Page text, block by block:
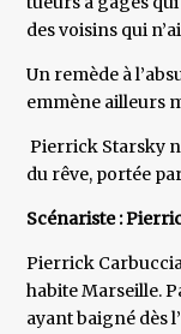
des voisins qui
Un remède à
emmène ailleurs
Pierrick Starsky
du rêve, portée
Scénariste :
Pierrick
habite Marseille.
ayant baigné dès